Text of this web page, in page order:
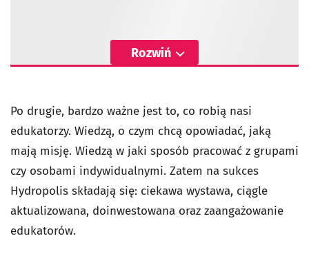
Rozwiń
Po drugie, bardzo ważne jest to, co robią nasi
edukatorzy. Wiedzą, o czym chcą opowiadać, jaką
mają misję. Wiedzą w jaki sposób pracować z grupami
czy osobami indywidualnymi. Zatem na sukces
Hydropolis składają się: ciekawa wystawa, ciągle
aktualizowana, doinwestowana oraz zaangażowanie
edukatorów.